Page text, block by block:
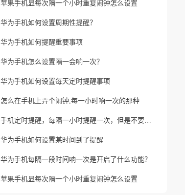
苹果手机显每次隔一个小时重复闹钟怎么设置
华为手机如何设置周期性提醒？
华为手机如何提醒重要事项
华为手机怎么设置隔一会响一次？
华为手机如何设置每天定时提醒事项
怎么在手机上弄个闹钟,每一小时响一次的那种
手机定时提醒，每隔一小时提醒一次，但是不要响闹钟
华为手机如何设置某时间到了提醒
华为手机每隔一段时间响一次是开启了什么功能？
苹果手机显每次隔一个小时重复闹钟怎么设置